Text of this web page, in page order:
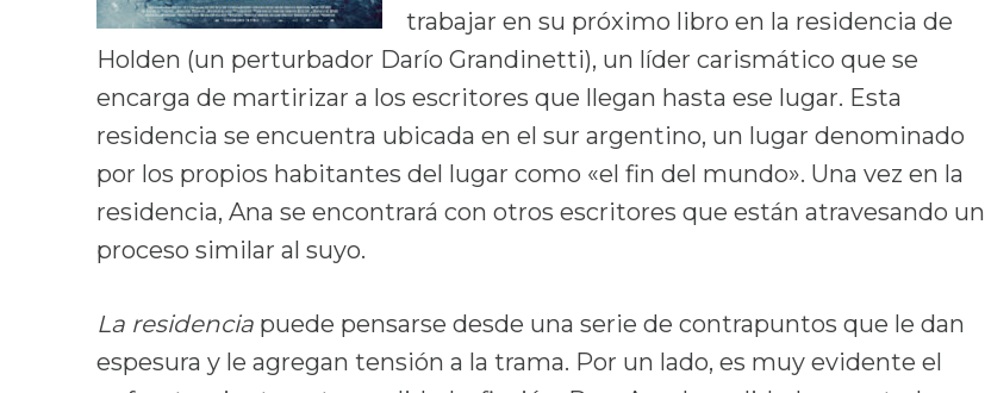
trabajar en su próximo libro en la residencia de
Holden (un perturbador Darío Grandinetti), un líder carismático que se
encarga de martirizar a los escritores que llegan hasta ese lugar. Esta
residencia se encuentra ubicada en el sur argentino, un lugar denominado
por los propios habitantes del lugar como «el fin del mundo». Una vez en la
residencia, Ana se encontrará con otros escritores que están atravesando un
proceso similar al suyo.
La residenciapuede pensarse desde una serie de contrapuntos que le dan
espesura y le agregan tensión a la trama. Por un lado, es muy evidente el